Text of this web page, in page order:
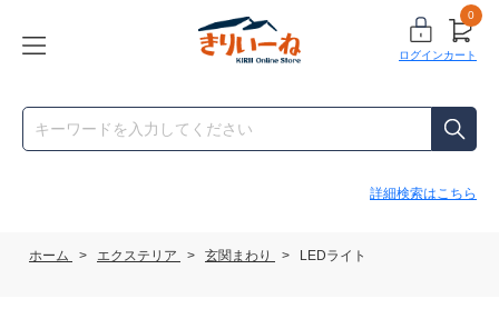
ログイン
0
カート
詳細検索はこちら
ホーム > エクステリア > 玄関まわり > LEDライト